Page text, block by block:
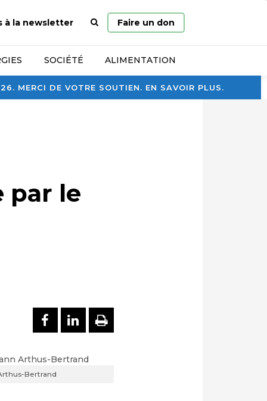
MERCI DE VOTRE SOUTIEN. EN SAVOIR PLUS.
à la newsletter
Page
d’accueil
Faire un don
SOCIÉTÉ ALIMENTATION
par le
PARTAGER SUR FACEBOOK
PARTAGER SUR
IMPRIMER
Bertrand